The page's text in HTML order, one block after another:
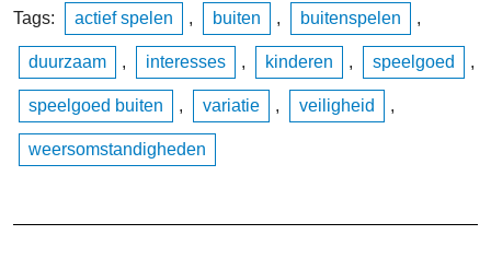
Tags: actief spelen , buiten , buitenspelen ,
duurzaam , interesses , kinderen , speelgoed ,
speelgoed buiten , variatie , veiligheid ,
weersomstandigheden